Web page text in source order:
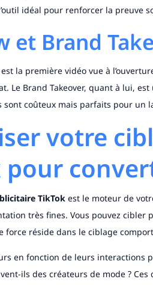
idéal pour renforcer la preuve
et Brand
la première vidéo vue à
Le Brand Takeover, quant à lui,
sont coûteux mais parfaits pour un
votre
pour
TikTok est le moteur de
très fines. Vous pouvez cibler
force réside dans le ciblage
en fonction de leurs interactions
ils des créateurs de mode ?